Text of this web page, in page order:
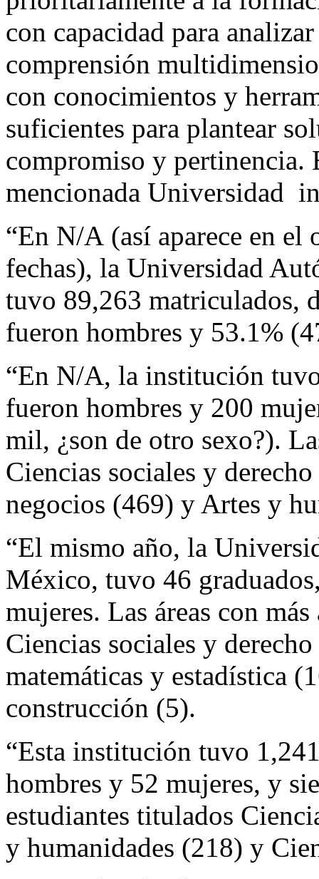
con capacidad para
comprensión
con conocimientos y
suficientes para plantear
compromiso y pertinencia.
mencionada Universidad
“En N/A (así aparece en el
fechas), la Universidad
tuvo 89,263 matriculados,
fueron hombres y 53.1%
“En N/A, la institución
fueron hombres y 200
mil, ¿son de otro sexo?).
Ciencias sociales y
negocios (469) y Artes y
“El mismo año, la
México, tuvo 46
mujeres. Las áreas con
Ciencias sociales y
matemáticas y estadística
construcción (5).
“Esta institución tuvo
hombres y 52 mujeres, y
estudiantes titulados
y humanidades (218) y